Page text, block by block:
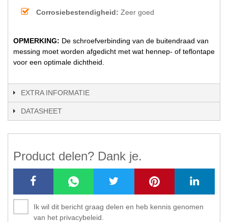
Corrosiebestendigheid: Zeer goed
OPMERKING: De schroefverbinding van de buitendraad van
messing moet worden afgedicht met wat hennep- of teflontape
voor een optimale dichtheid.
EXTRA INFORMATIE
DATASHEET
Product delen? Dank je.
Ik wil dit bericht graag delen en heb kennis genomen
van het privacybeleid.